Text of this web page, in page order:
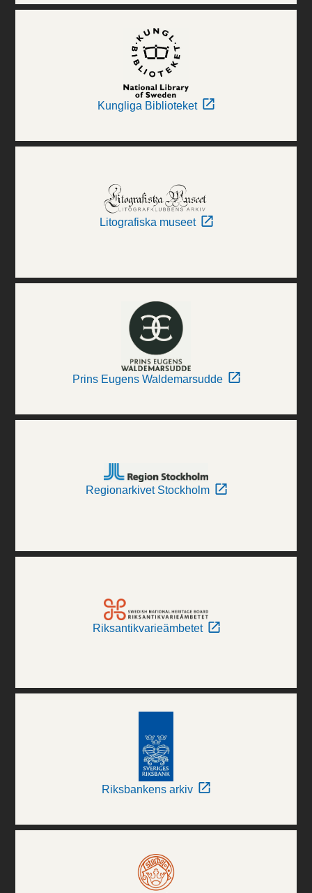
Kungliga Biblioteket
Litografiska museet
Prins Eugens Waldemarsudde
Regionarkivet Stockholm
Riksantikvarieämbetet
Riksbankens arkiv